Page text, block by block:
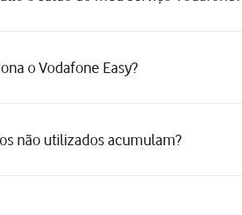
o Vodafone Easy?
não utilizados acumulam?